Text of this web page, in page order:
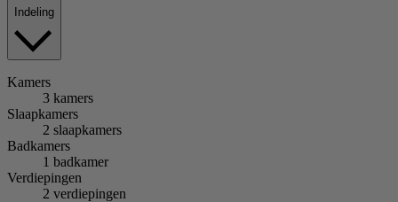
Indeling
Kamers
3 kamers
Slaapkamers
2 slaapkamers
Badkamers
1 badkamer
Verdiepingen
2 verdiepingen